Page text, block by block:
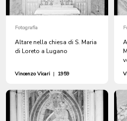
Fotografia
Altare nella chiesa di S. Maria
di Loreto a Lugano
Vincenzo Vicari | 1959